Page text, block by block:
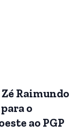
Raimundo
o
ao PGP